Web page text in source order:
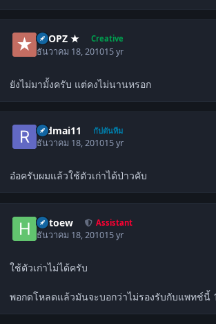
★ OPZ ★ Creative
ธันวาคม 18, 201015 yr
ยังไม่มามั้งครับ แต่คงไม่นานหรอก
redmai11 กัปตันทีม
ธันวาคม 18, 201015 yr
อ๋อครับผมแล้วใช้ตัวเก่าได้ป่าวคับ
hutoew Assistant
ธันวาคม 18, 201015 yr
ใช้ตัวเก่าไม่ได้ครับ
พอกดโหลดแล้วมันจะบอกว่าไม่รองรับกับแพทช์นี้